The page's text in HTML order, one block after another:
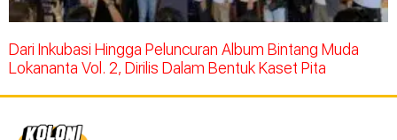
Dari Inkubasi Hingga Peluncuran Album Bintang Muda
Lokananta Vol. 2, Dirilis Dalam Bentuk Kaset Pita